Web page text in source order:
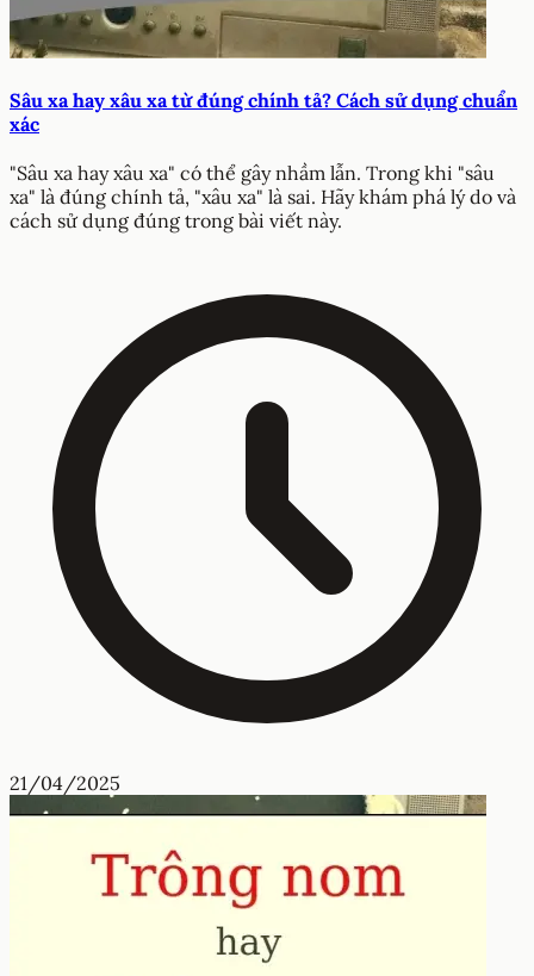
Sâu xa hay xâu xa từ đúng chính tả? Cách sử dụng chuẩn
xác
"Sâu xa hay xâu xa" có thể gây nhầm lẫn. Trong khi "sâu
xa" là đúng chính tả, "xâu xa" là sai. Hãy khám phá lý do và
cách sử dụng đúng trong bài viết này.
21/04/2025